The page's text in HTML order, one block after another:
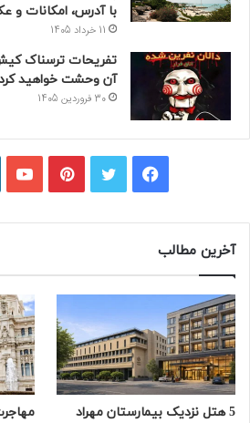
با آدرس، امکانات و
11 خرداد 1405
تفریحات ترسناک
آن وحشت خواهید
30 فروردین 1405
فیسبوکتوییترپینتریست
آخرین مطالب
5 هتل نزدیک بیمارستان مهراد